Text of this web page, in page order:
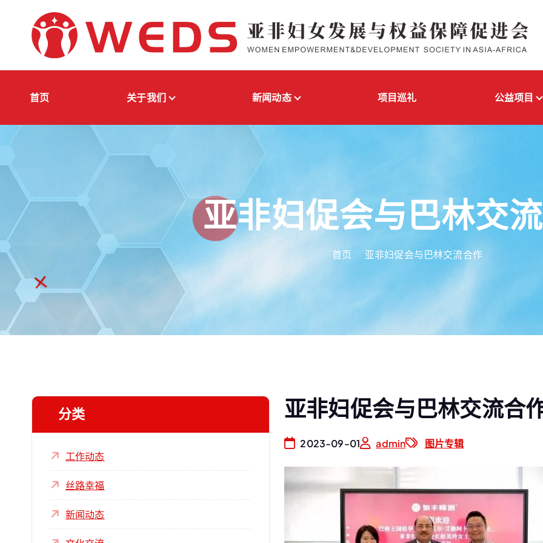
容
首页 关于我们 新闻动态 项目巡礼 公益项目
亚非妇促会与巴林交
首页 亚非妇促会与巴林交流合作
分类
工作动态
丝路幸福
新闻动态
亚非妇促会与巴林交流合
2023-09-01 admin 图片专辑